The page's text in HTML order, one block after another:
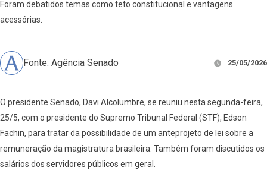
Foram debatidos temas como teto constitucional e vantagens
acessórias.
Fonte: Agência Senado 25/05/2026
O presidente Senado, Davi Alcolumbre, se reuniu nesta segunda-feira,
25/5, com o presidente do Supremo Tribunal Federal (STF), Edson
Fachin, para tratar da possibilidade de um anteprojeto de lei sobre a
remuneração da magistratura brasileira. Também foram discutidos os
salários dos servidores públicos em geral.